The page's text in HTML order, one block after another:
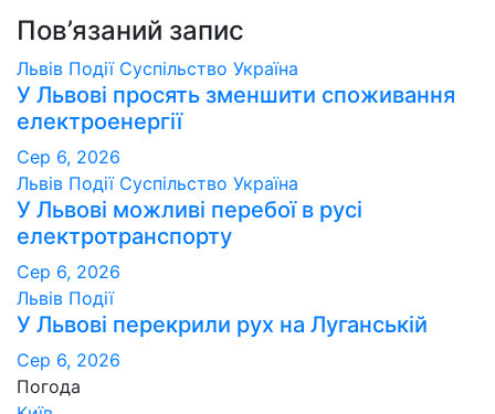
Пов’язаний запис
Львів Події Суспільство Україна
У Львові просять зменшити споживання
електроенергії
Сер 6, 2026
Львів Події Суспільство Україна
У Львові можливі перебої в русі
електротранспорту
Сер 6, 2026
Львів Події
У Львові перекрили рух на Луганській
Сер 6, 2026
Погода